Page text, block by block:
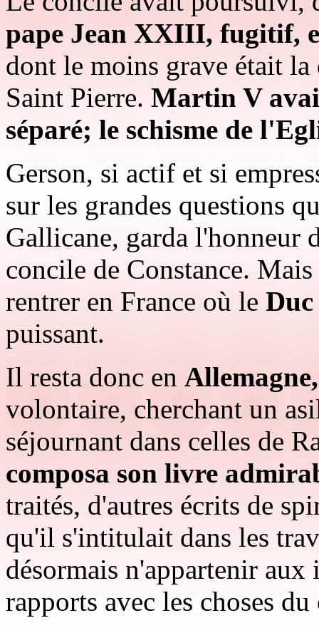
pape Jean XXIII, fugitif,
dont le moins grave était
Saint Pierre. Martin V
séparé; le schisme de
Gerson, si actif et si
sur les grandes questions
Gallicane, garda l'honneur
concile de Constance.
rentrer en France où le
puissant.
Il resta donc en Allemagne,
volontaire, cherchant un
séjournant dans celles de
composa son livre
traités, d'autres écrits de
qu'il s'intitulait dans les
désormais n'appartenir aux
rapports avec les choses